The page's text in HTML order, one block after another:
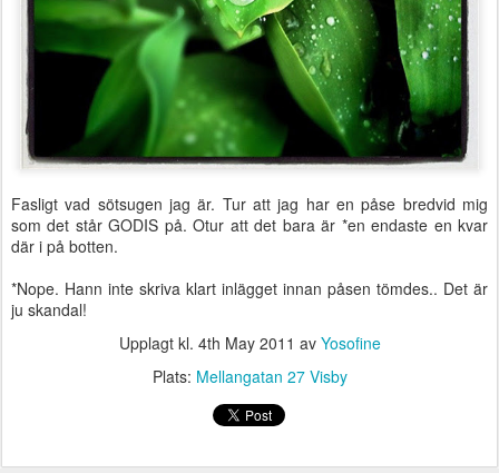
Fasligt vad sötsugen jag är. Tur att jag har en påse bredvid mig
som det står GODIS på. Otur att det bara är *en endaste en kvar
där i på botten.
*Nope. Hann inte skriva klart inlägget innan påsen tömdes.. Det är
ju skandal!
Upplagt kl. 4th May 2011 av Yosofine
Plats: Mellangatan 27 Visby